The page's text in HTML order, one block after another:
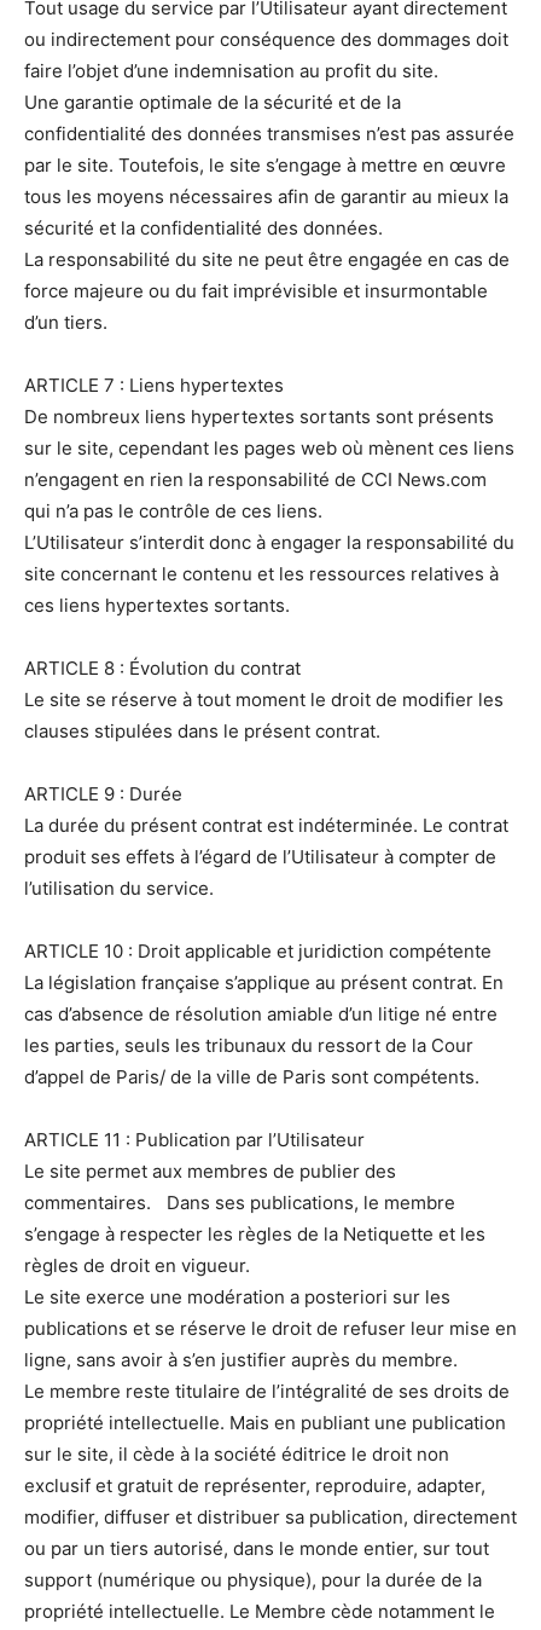
Tout usage du service par l’Utilisateur ayant directement
ou indirectement pour conséquence des dommages doit
faire l’objet d’une indemnisation au profit du site.
Une garantie optimale de la sécurité et de la
confidentialité des données transmises n’est pas assurée
par le site. Toutefois, le site s’engage à mettre en œuvre
tous les moyens nécessaires afin de garantir au mieux la
sécurité et la confidentialité des données.
La responsabilité du site ne peut être engagée en cas de
force majeure ou du fait imprévisible et insurmontable
d’un tiers.
ARTICLE 7 : Liens hypertextes
De nombreux liens hypertextes sortants sont présents
sur le site, cependant les pages web où mènent ces liens
n’engagent en rien la responsabilité de CCI News.com
qui n’a pas le contrôle de ces liens.
L’Utilisateur s’interdit donc à engager la responsabilité du
site concernant le contenu et les ressources relatives à
ces liens hypertextes sortants.
ARTICLE 8 : Évolution du contrat
Le site se réserve à tout moment le droit de modifier les
clauses stipulées dans le présent contrat.
ARTICLE 9 : Durée
La durée du présent contrat est indéterminée. Le contrat
produit ses effets à l’égard de l’Utilisateur à compter de
l’utilisation du service.
ARTICLE 10 : Droit applicable et juridiction compétente
La législation française s’applique au présent contrat. En
cas d’absence de résolution amiable d’un litige né entre
les parties, seuls les tribunaux du ressort de la Cour
d’appel de Paris/ de la ville de Paris sont compétents.
ARTICLE 11 : Publication par l’Utilisateur
Le site permet aux membres de publier des
commentaires. Dans ses publications, le membre
s’engage à respecter les règles de la Netiquette et les
règles de droit en vigueur.
Le site exerce une modération a posteriori sur les
publications et se réserve le droit de refuser leur mise en
ligne, sans avoir à s’en justifier auprès du membre.
Le membre reste titulaire de l’intégralité de ses droits de
propriété intellectuelle. Mais en publiant une publication
sur le site, il cède à la société éditrice le droit non
exclusif et gratuit de représenter, reproduire, adapter,
modifier, diffuser et distribuer sa publication, directement
ou par un tiers autorisé, dans le monde entier, sur tout
support (numérique ou physique), pour la durée de la
propriété intellectuelle. Le Membre cède notamment le